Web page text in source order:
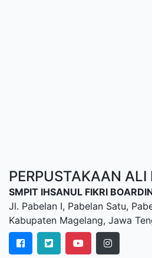
PERPUSTAKAAN
SMPIT IHSANUL FIKRI
Jl. Pabelan I, Pabelan Satu,
Kabupaten Magelang, Jawa